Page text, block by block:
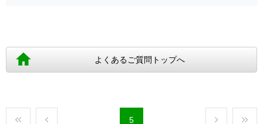
よくあるご質問トップへ
5